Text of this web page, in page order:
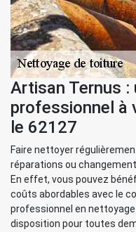
Artisan Ternus :
professionnel à
le 62127
Faire nettoyer
réparations ou
En effet, vous pouvez
coûts abordables avec le
professionnel en
disposition pour toutes